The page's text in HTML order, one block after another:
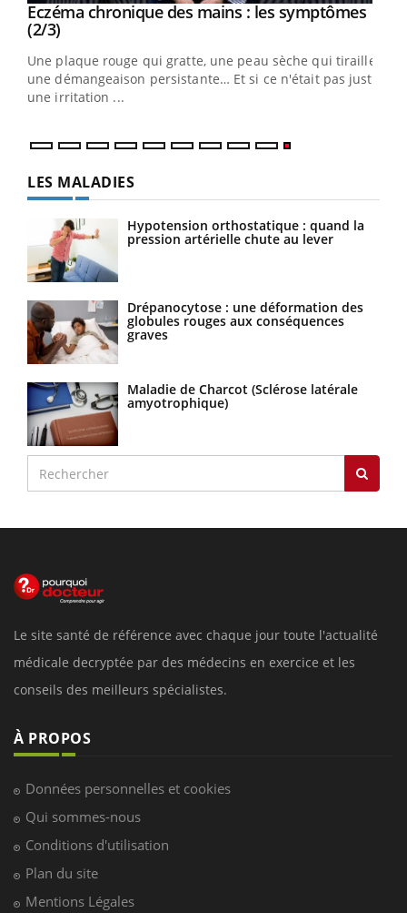
Youtube
Eczéma chronique des mains : les symptômes
(2/3)Youtube
Une plaque rouge qui gratte, une peau sèche qui tiraille,
une démangeaison persistante… Et si ce n'était pas juste
une irritation ...
LES MALADIES
Hypotension orthostatique : quand la
pression artérielle chute au lever
Drépanocytose : une déformation des
globules rouges aux conséquences
graves
Maladie de Charcot (Sclérose latérale
amyotrophique)
Le site santé de référence avec chaque jour toute l'actualité
médicale decryptée par des médecins en exercice et les
conseils des meilleurs spécialistes.
À PROPOS
Données personnelles et cookies
Qui sommes-nous
Conditions d'utilisation
Plan du site
Mentions Légales